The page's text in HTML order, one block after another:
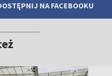
NA FACEBOOKU